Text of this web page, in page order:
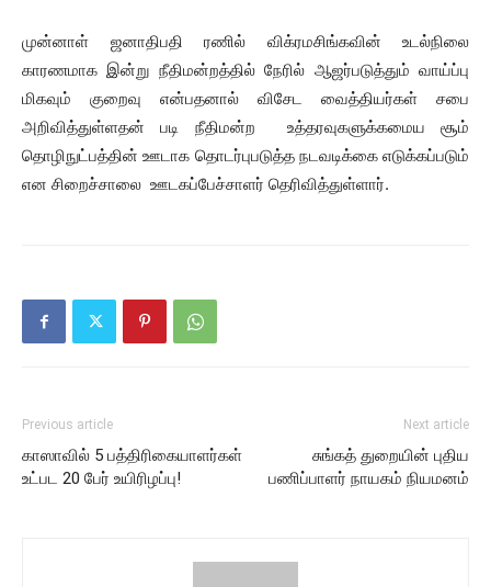
முன்னாள் ஜனாதிபதி ரணில் விக்ரமசிங்கவின் உடல்நிலை
காரணமாக இன்று நீதிமன்றத்தில் நேரில் ஆஜர்படுத்தும் வாய்ப்பு
மிகவும் குறைவு என்பதனால் விசேட வைத்தியர்கள் சபை
அறிவித்துள்ளதன் படி நீதிமன்ற உத்தரவுகளுக்கமைய சூம்
தொழிநுட்பத்தின் ஊடாக தொடர்புபடுத்த நடவடிக்கை எடுக்கப்படும்
என சிறைச்சாலை ஊடகப்பேச்சாளர் தெரிவித்துள்ளார்.
Previous article
காஸாவில் 5 பத்திரிகையாளர்கள்
உட்பட 20 பேர் உயிரிழப்பு!
Next article
சுங்கத் துறையின் புதிய
பணிப்பாளர் நாயகம் நியமனம்